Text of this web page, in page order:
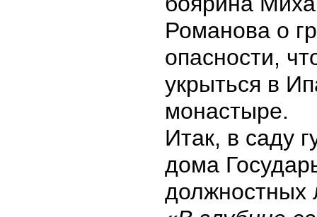
Романова о
опасности,
укрыться в
монастыре.
Итак, в саду
дома
должностных